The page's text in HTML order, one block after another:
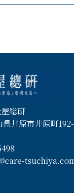
総研
井原市井原町